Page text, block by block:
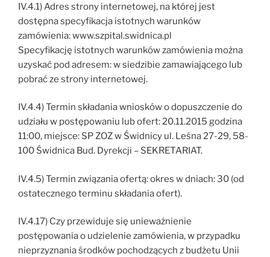
IV.4.1) Adres strony internetowej, na której jest
dostępna specyfikacja istotnych warunków
zamówienia: www.szpital.swidnica.pl
Specyfikację istotnych warunków zamówienia można
uzyskać pod adresem: w siedzibie zamawiającego lub
pobrać ze strony internetowej.
IV.4.4) Termin składania wniosków o dopuszczenie do
udziału w postępowaniu lub ofert: 20.11.2015 godzina
11:00, miejsce: SP ZOZ w Świdnicy ul. Leśna 27-29, 58-
100 Świdnica Bud. Dyrekcji – SEKRETARIAT.
IV.4.5) Termin związania ofertą: okres w dniach: 30 (od
ostatecznego terminu składania ofert).
IV.4.17) Czy przewiduje się unieważnienie
postępowania o udzielenie zamówienia, w przypadku
nieprzyznania środków pochodzących z budżetu Unii